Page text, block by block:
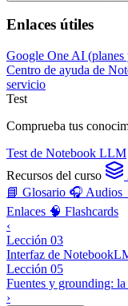
Enlaces útiles
Google One AI (planes
Centro de ayuda de
servicio
Test
Comprueba tus
Test de Notebook LLM
Recursos del curso
📘 Glosario 🎧 Audios
Enlaces 🧠 Flashcards
‹
Lección 03
Interfaz de
Lección 05
Fuentes y grounding:
›